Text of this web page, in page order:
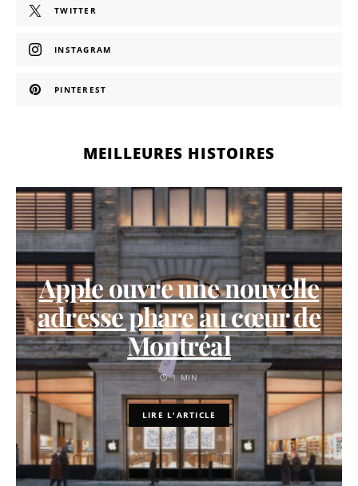
TWITTER
INSTAGRAM
PINTEREST
MEILLEURES HISTOIRES
Apple ouvre une nouvelle
adresse phare au cœur de
Montréal
1 MIN
LIRE L'ARTICLE